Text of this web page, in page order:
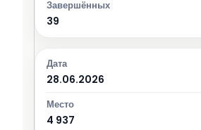
39
28.06.2026
4 937